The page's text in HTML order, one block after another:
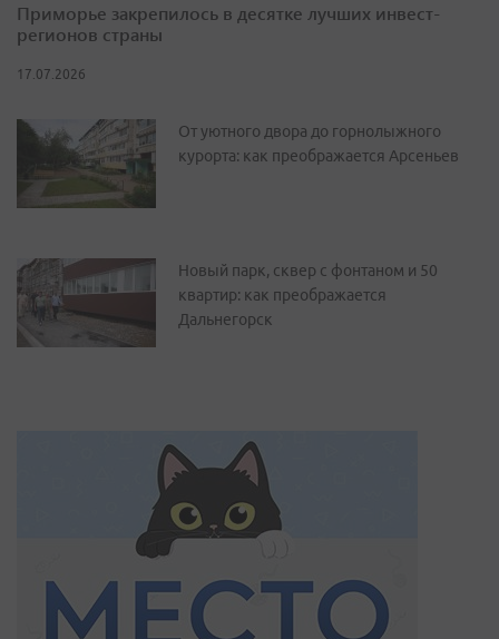
Приморье закрепилось в десятке лучших инвест-
регионов страны
17.07.2026
От уютного двора до горнолыжного
курорта: как преображается Арсеньев
Новый парк, сквер с фонтаном и 50
квартир: как преображается
Дальнегорск